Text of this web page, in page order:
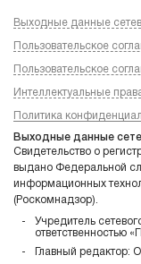
Выходные данные
Пользовательское
Пользовательское
Интеллектуальные
Политика
Выходные данные
Свидетельство о
выдано Федеральной
информационных
(Роскомнадзор).
Учредитель
ответственностью
Главный редактор: